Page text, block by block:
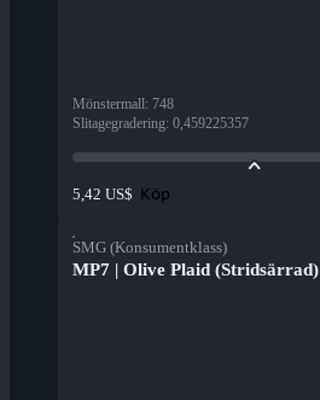
Mönstermall: 748
Slitagegradering: 0,459225357
5,42 US$ Köp
SMG (Konsumentklass)
MP7 | Olive Plaid (Stridsärrad)